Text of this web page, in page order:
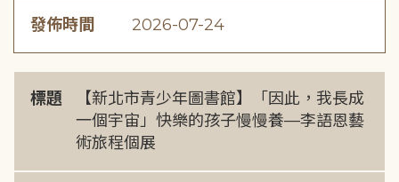
發佈時間 2026-07-24
標題
【新北市青少年圖書館】「因此，我長成
一個宇宙」快樂的孩子慢慢養—李語恩藝
術旅程個展